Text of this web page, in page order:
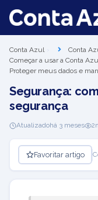
Conta Azul
Conta
Começar a usar a Conta
Proteger meus dados e
Segurança:
segurança
Atualizadohá 3 meses 2
Favoritar artigo